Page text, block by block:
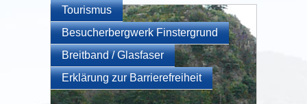
Tourismus
Besucherbergwerk Finstergrund
Breitband / Glasfaser
Erklärung zur Barrierefreiheit